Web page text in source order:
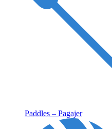
Paddles – Pagajer